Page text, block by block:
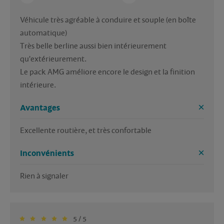
Véhicule très agréable à conduire et souple (en boîte
automatique)
Très belle berline aussi bien intérieurement
qu'extérieurement.
Le pack AMG améliore encore le design et la finition
intérieure.
Avantages
Excellente routière, et très confortable
Inconvénients
Rien à signaler
5 / 5